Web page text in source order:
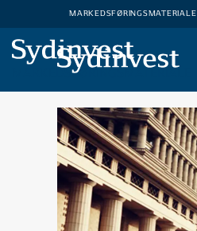
MARKEDSFØRINGSMATERIALE
MARKEDSFØRINGSMATERIALE